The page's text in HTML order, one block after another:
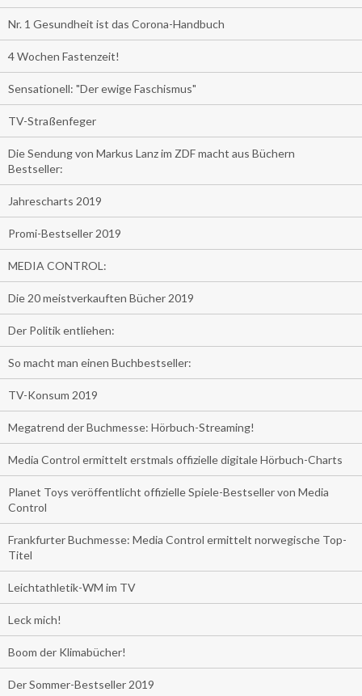
Nr. 1 Gesundheit ist das Corona-Handbuch
4 Wochen Fastenzeit!
Sensationell: "Der ewige Faschismus"
TV-Straßenfeger
Die Sendung von Markus Lanz im ZDF macht aus Büchern
Bestseller:
Jahrescharts 2019
Promi-Bestseller 2019
MEDIA CONTROL:
Die 20 meistverkauften Bücher 2019
Der Politik entliehen:
So macht man einen Buchbestseller:
TV-Konsum 2019
Megatrend der Buchmesse: Hörbuch-Streaming!
Media Control ermittelt erstmals offizielle digitale Hörbuch-Charts
Planet Toys veröffentlicht offizielle Spiele-Bestseller von Media
Control
Frankfurter Buchmesse: Media Control ermittelt norwegische Top-
Titel
Leichtathletik-WM im TV
Leck mich!
Boom der Klimabücher!
Der Sommer-Bestseller 2019